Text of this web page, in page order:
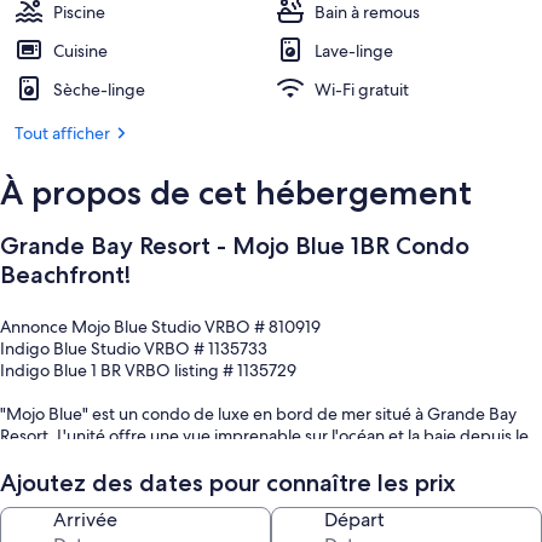
Piscine
Bain à remous
Cuisine
Lave-linge
Sèche-linge
Wi-Fi gratuit
Tout afficher
À propos de cet hébergement
Grande Bay Resort - Mojo Blue 1BR Condo
Beachfront!
Annonce Mojo Blue Studio VRBO # 810919
Indigo Blue Studio VRBO # 1135733
Indigo Blue 1 BR VRBO listing # 1135729
"Mojo Blue" est un condo de luxe en bord de mer situé à Grande Bay
Resort. L'unité offre une vue imprenable sur l'océan et la baie depuis le
vagues de Cruz Bay à 30 pieds du condo. Une partie du charme de
Mojo Blue est de prendre un café le matin ou un verre l'après-midi sur le
balcon tout en regardant les voiliers. L'unité offre une fonction de
Ajoutez des dates pour connaître les prix
Arrivée Départ